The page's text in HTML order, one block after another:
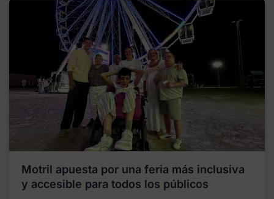
Motril apuesta por una feria más inclusiva
y accesible para todos los públicos